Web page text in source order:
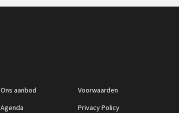
Ons aanbod
Agenda
Voorwaarden
Privacy Policy